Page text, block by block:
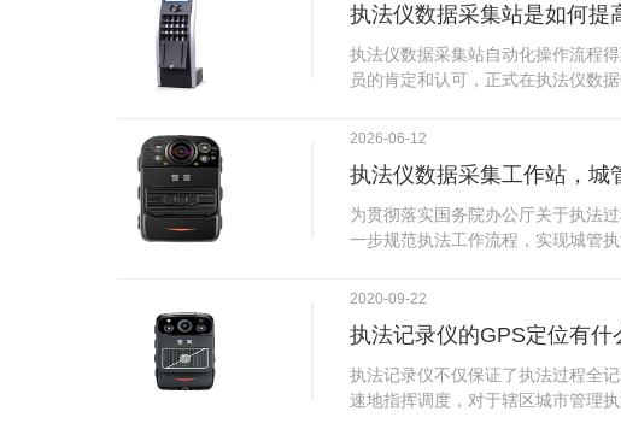
个，其一，安装安检门是否会激化矛
检门可以防范于未然。1月6号当天
试行安检的首日，检查出10多把各
可以，能够保障急诊的快速通道顺畅
执法仪数据采集站是如何提
执法仪数据采集站自动化操作流程
员的肯定和认可，正式在执法仪数据
步，首先执法仪数据采集站支持多台
取目标对象，并同步到采集站中，此
传的功能，如果碰到网络故障，可
的部分开始继续上传下载未完成的
据和自动充电，方便执法人员下次直
仪数据效率。执法仪数据采集站还具
据，将统计结果以图表或者报表的
有用户操作权限管理，自动将用户
2026-06-12
执法仪数据采集工作站，城
为贯彻落实国务院办公厅关于执法
一步规范执法工作流程，实现城管执
手。执法记录仪是我们队员在路面执
盾的发生。现在有了执法仪数据采集
的担忧便得到有效的解决。每个采
执法记录仪设备同时上传数据，队
2020-09-22
执法记录仪的GPS定位有什
执法记录仪不仅保证了执法过程全
速地指挥调度，对于辖区城市管理执